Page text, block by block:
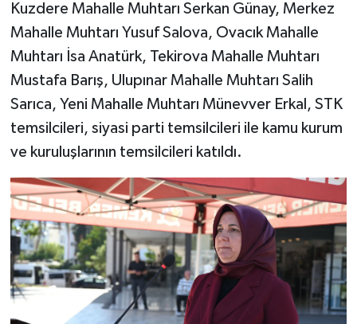
Kuzdere Mahalle Muhtarı Serkan Günay, Merkez
Mahalle Muhtarı Yusuf Salova, Ovacık Mahalle
Muhtarı İsa Anatürk, Tekirova Mahalle Muhtarı
Mustafa Barış, Ulupınar Mahalle Muhtarı Salih
Sarıca, Yeni Mahalle Muhtarı Münevver Erkal, STK
temsilcileri, siyasi parti temsilcileri ile kamu kurum
ve kuruluşlarının temsilcileri katıldı.